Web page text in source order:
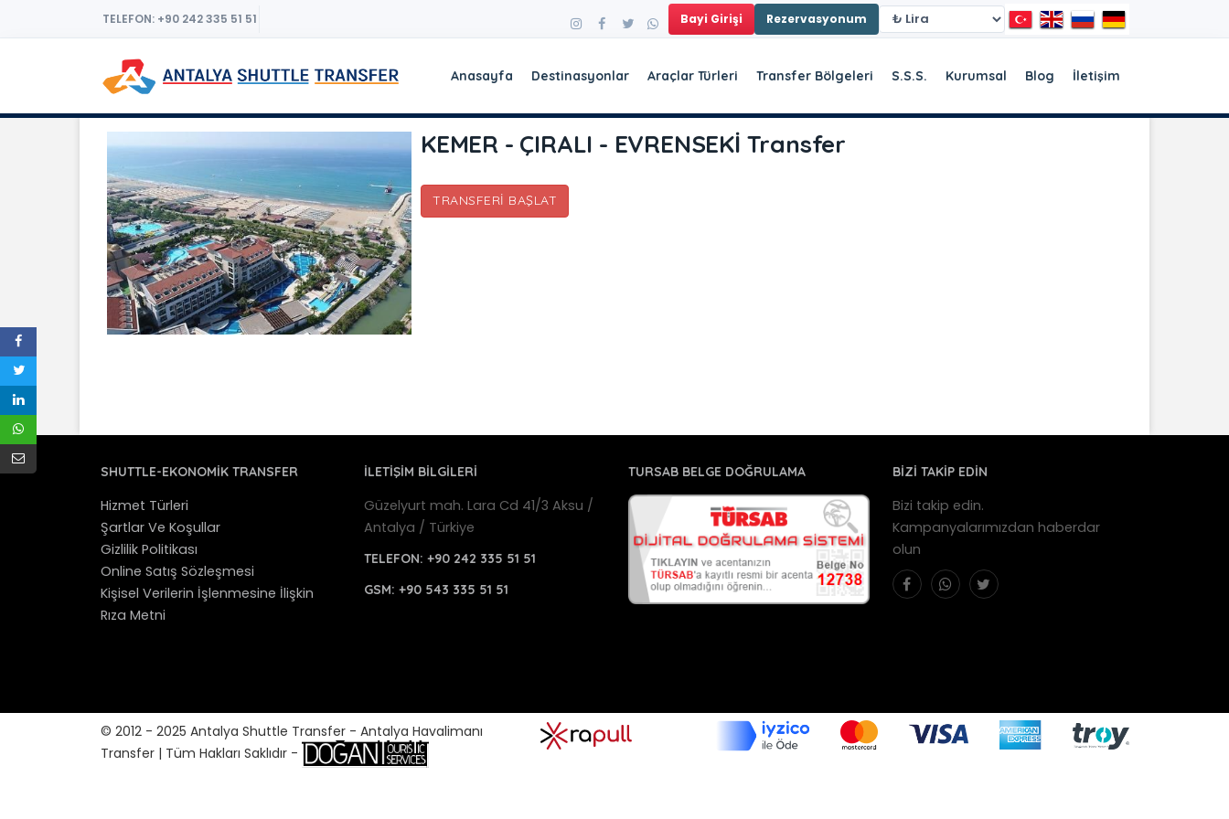
TELEFON: +90 242 335 51 51 Bayi Girişi Rezervasyonum
Anasayfa Destinasyonlar Araçlar Türleri Transfer Bölgeleri S.S.S. Kurumsal Blog İletişim
KEMER - ÇIRALI - EVRENSEKİ Transfer
TRANSFERI BAŞLAT
SHUTTLE-EKONOMIK TRANSFER
Hizmet Türleri
Şartlar Ve Koşullar
Gizlilik Politikası
Online Satış Sözleşmesi
Kişisel Verilerin İşlenmesine İlişkin
Rıza Metni
İLETİŞİM BİLGİLERİ
Güzelyurt mah. Lara Cd 41/3 Aksu /
Antalya / Türkiye
TELEFON:+90 242 335 51 51
GSM:+90 543 335 51 51
TURSAB BELGE DOĞRULAMA BİZİ TAKİP EDİN
Bizi takip edin.
Kampanyalarımızdan haberdar
olun
© 2012 - 2025 Antalya Shuttle Transfer - Antalya Havalimanı
Transfer | Tüm Hakları Saklıdır -